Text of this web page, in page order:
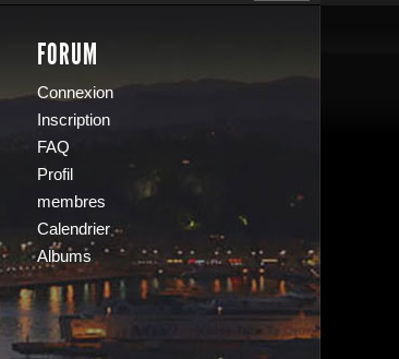
FORUM
Connexion
Inscription
FAQ
Profil
membres
Calendrier
Albums